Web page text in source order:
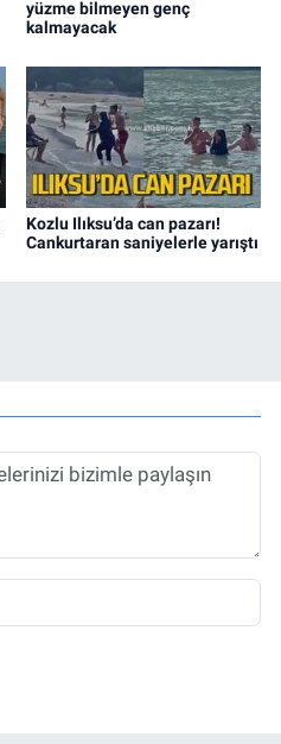
yüzme bilmeyen genç
kalmayacak
Kozlu Ilıksu’da can pazarı!
Cankurtaran saniyelerle yarıştı